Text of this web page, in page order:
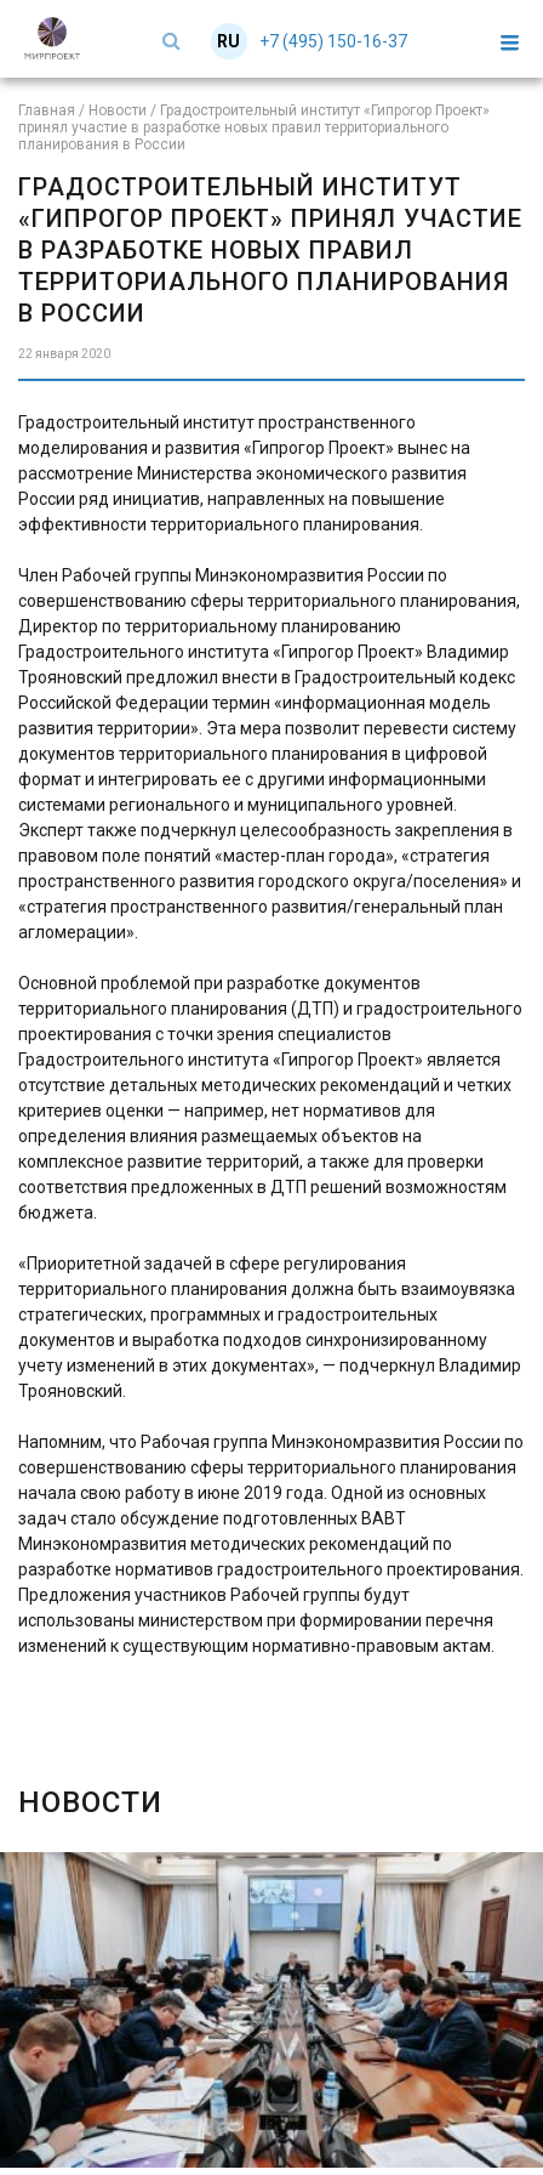
EN
RU +7 (495) 150-16-37
Главная / Новости / Градостроительный институт «Гипрогор Проект»
принял участие в разработке новых правил территориального
планирования в России
ГРАДОСТРОИТЕЛЬНЫЙ ИНСТИТУТ
«ГИПРОГОР ПРОЕКТ» ПРИНЯЛ УЧАСТИЕ
В РАЗРАБОТКЕ НОВЫХ ПРАВИЛ
ТЕРРИТОРИАЛЬНОГО ПЛАНИРОВАНИЯ
В РОССИИ
22 января 2020
Градостроительный институт пространственного
моделирования и развития «Гипрогор Проект» вынес на
рассмотрение Министерства экономического развития
России ряд инициатив, направленных на повышение
эффективности территориального планирования.
Член Рабочей группы Минэкономразвития России по
совершенствованию сферы территориального планирования,
Директор по территориальному планированию
Градостроительного института «Гипрогор Проект» Владимир
Трояновский предложил внести в Градостроительный кодекс
Российской Федерации термин «информационная модель
развития территории». Эта мера позволит перевести систему
документов территориального планирования в цифровой
формат и интегрировать ее с другими информационными
системами регионального и муниципального уровней.
Эксперт также подчеркнул целесообразность закрепления в
правовом поле понятий «мастер-план города», «стратегия
пространственного развития городского округа/поселения» и
«стратегия пространственного развития/генеральный план
агломерации».
Основной проблемой при разработке документов
территориального планирования (ДТП) и градостроительного
проектирования с точки зрения специалистов
Градостроительного института «Гипрогор Проект» является
отсутствие детальных методических рекомендаций и четких
критериев оценки — например, нет нормативов для
определения влияния размещаемых объектов на
комплексное развитие территорий, а также для проверки
соответствия предложенных в ДТП решений возможностям
бюджета.
«Приоритетной задачей в сфере регулирования
территориального планирования должна быть взаимоувязка
стратегических, программных и градостроительных
документов и выработка подходов синхронизированному
учету изменений в этих документах», — подчеркнул Владимир
Трояновский.
Напомним, что Рабочая группа Минэкономразвития России по
совершенствованию сферы территориального планирования
начала свою работу в июне 2019 года. Одной из основных
задач стало обсуждение подготовленных ВАВТ
Минэкономразвития методических рекомендаций по
разработке нормативов градостроительного проектирования.
Предложения участников Рабочей группы будут
использованы министерством при формировании перечня
изменений к существующим нормативно-правовым актам.
НОВОСТИ